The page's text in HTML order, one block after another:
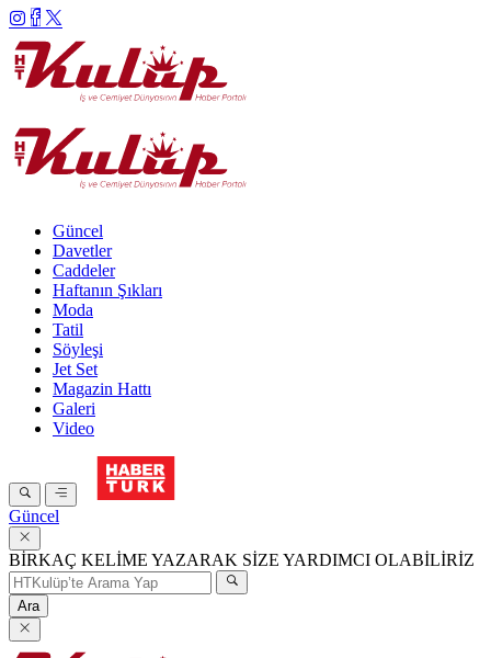
Güncel
Davetler
Caddeler
Haftanın Şıkları
Moda
Tatil
Söyleşi
Jet Set
Magazin Hattı
Galeri
Video
Güncel
BİRKAÇ KELİME YAZARAK SİZE YARDIMCI OLABİLİRİZ
Ara